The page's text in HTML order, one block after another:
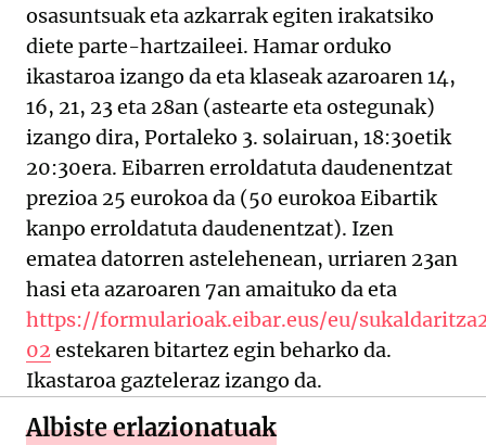
osasuntsuak eta azkarrak egiten irakatsiko
diete parte-hartzaileei. Hamar orduko
ikastaroa izango da eta klaseak azaroaren 14,
16, 21, 23 eta 28an (astearte eta ostegunak)
izango dira, Portaleko 3. solairuan, 18:30etik
20:30era. Eibarren erroldatuta daudenentzat
prezioa 25 eurokoa da (50 eurokoa Eibartik
kanpo erroldatuta daudenentzat). Izen
ematea datorren astelehenean, urriaren 23an
hasi eta azaroaren 7an amaituko da eta
https://formularioak.eibar.eus/eu/
02 estekaren bitartez egin beharko da.
Ikastaroa gazteleraz izango da.
Albiste erlazionatuak